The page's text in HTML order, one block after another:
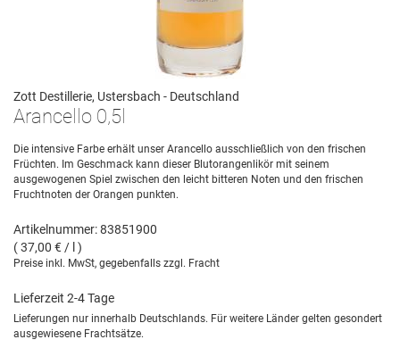
Zott Destillerie, Ustersbach - Deutschland
Arancello 0,5l
Die intensive Farbe erhält unser Arancello ausschließlich von den frischen
Früchten. Im Geschmack kann dieser Blutorangenlikör mit seinem
ausgewogenen Spiel zwischen den leicht bitteren Noten und den frischen
Fruchtnoten der Orangen punkten.
Artikelnummer: 83851900
( 37,00 € / l )
Preise inkl. MwSt, gegebenfalls zzgl. Fracht
Lieferzeit 2-4 Tage
Lieferungen nur innerhalb Deutschlands. Für weitere Länder gelten gesondert
ausgewiesene Frachtsätze.